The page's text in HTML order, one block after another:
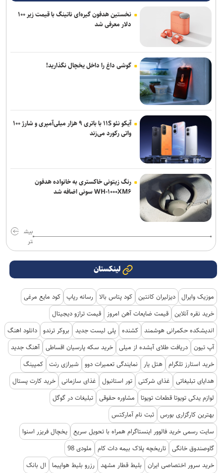
نخستین هدفون گیره‌ای ناتینگ با قیمت زیر ۱۰۰
دلار معرفی شد
گوشی داغ را داخل یخچال نگذارید!
آیکو نئو ۱۱S با باتری ۹ هزار میلی‌آمپری و شارژ ۱۰۰
واتی رکورد می‌زند
رنگ زیتونی خاکستری به خانواده هدفون
WH-۱۰۰۰XM۶ سونی اضافه شد
بیش
تر
لینکستان
موزیک وایرال دیزلیران کانتین کود پتاس بالا رسانه رپاپ کود مایع مرغی
خرید نقره آنلاین قیمت ضایعات آهن امروز
قیمت ترازو دیجیتال
اندیشکده حکمرانی هوشمند کشنده پلی لیست جدید بروکر ترندو دانلود اهنگ
آپ تیون دریافت طلای آبشده از میلی خرید سکه پارسیان اقساطی آهنگ جدید
خرید استارز تلگرام هتل یار نمایندگی تعمیرات دوو شیرازی رنت کمپینگ
هدایای تبلیغاتی
غذای شرکتی تور استانبول غذای سازمانی خرید کارت پستال
لوازم یدکی تویوتا قطعات تویوتا
مشاوره حقوقی تبلیغات در گوگل
بهترین کارگزاری بورس ثبت نام آمارکتس
سایت رسمی خرید فالوور اینستاگرام همراه با تحویل سریع یخچال فریزر اسنوا
گاوصندوق خانگی تاریخچه پلاک بیمه دات کام
ملودی 98
خرید سرور اختصاصی ایران
بلیط قطار مشهد رزرو بلیط هواپیما ال بانک